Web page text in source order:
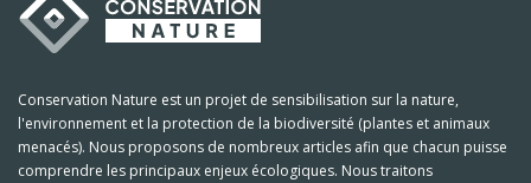
Conservation Nature est un projet de sensibilisation sur la nature,
l'environnement et la protection de la biodiversité (plantes et animaux
menacés). Nous proposons de nombreux articles afin que chacun puisse
comprendre les principaux enjeux écologiques. Nous traitons